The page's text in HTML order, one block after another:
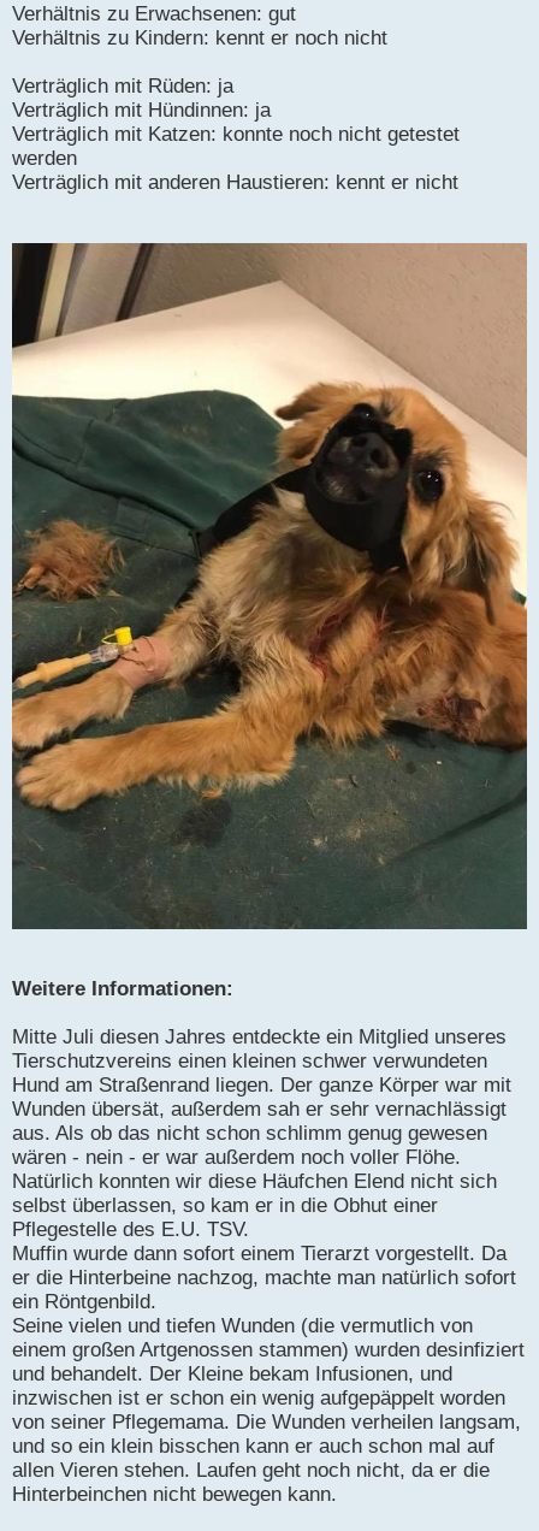
Verhältnis zu Erwachsenen: gut
Verhältnis zu Kindern: kennt er noch nicht
Verträglich mit Rüden: ja
Verträglich mit Hündinnen: ja
Verträglich mit Katzen: konnte noch nicht getestet
werden
Verträglich mit anderen Haustieren: kennt er nicht
Weitere Informationen:
Mitte Juli diesen Jahres entdeckte ein Mitglied unseres
Tierschutzvereins einen kleinen schwer verwundeten
Hund am Straßenrand liegen. Der ganze Körper war mit
Wunden übersät, außerdem sah er sehr vernachlässigt
aus. Als ob das nicht schon schlimm genug gewesen
wären - nein - er war außerdem noch voller Flöhe.
Natürlich konnten wir diese Häufchen Elend nicht sich
selbst überlassen, so kam er in die Obhut einer
Pflegestelle des E.U. TSV.
Muffin wurde dann sofort einem Tierarzt vorgestellt. Da
er die Hinterbeine nachzog, machte man natürlich sofort
ein Röntgenbild.
Seine vielen und tiefen Wunden (die vermutlich von
einem großen Artgenossen stammen) wurden desinfiziert
und behandelt. Der Kleine bekam Infusionen, und
inzwischen ist er schon ein wenig aufgepäppelt worden
von seiner Pflegemama. Die Wunden verheilen langsam,
und so ein klein bisschen kann er auch schon mal auf
allen Vieren stehen. Laufen geht noch nicht, da er die
Hinterbeinchen nicht bewegen kann.